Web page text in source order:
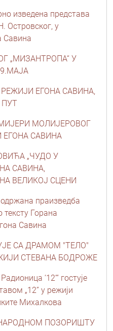
изведена представа
Островског, у
Савина
„МИЗАНТРОПА“ У
ЕГОНА САВИНА,
ПУТ
МОЛИЈЕРОВОГ
ЕГОНА САВИНА
„ЧУДО У
САВИНА,
ВЕЛИКОЈ СЦЕНИ
праизведба
тексту Горана
Савина
СА ДРАМОМ "ТЕЛО"
СТЕВАНА БОДРОЖЕ
‘12‘“ гостује
„12” у режији
Михалкова
НАРОДНОМ ПОЗОРИШТУ